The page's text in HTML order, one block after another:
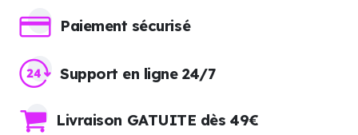
Paiement sécurisé
Support en ligne 24/7
Livraison GATUITE dès 49€